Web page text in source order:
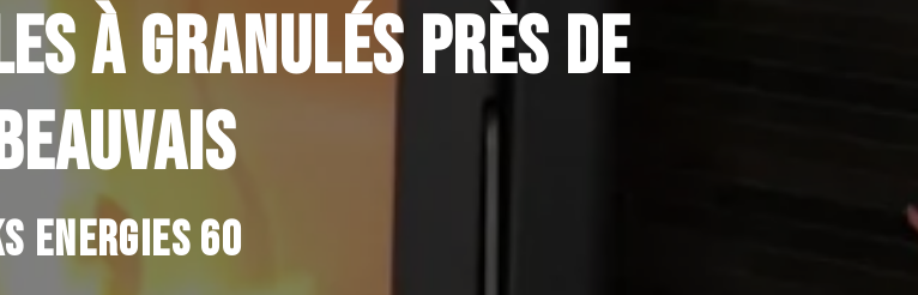
À GRANULÉS PRÈS DE
ENERGIES 60